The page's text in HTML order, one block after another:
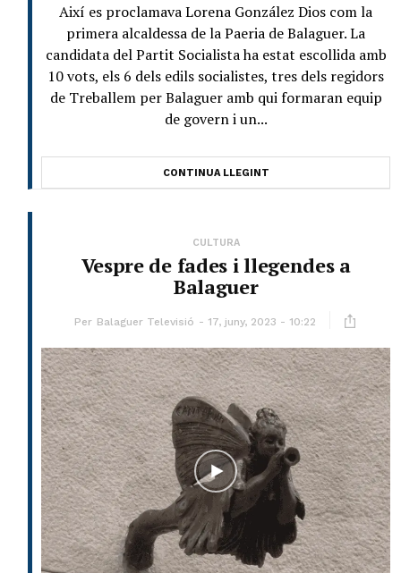
Així es proclamava Lorena González Dios com la
primera alcaldessa de la Paeria de Balaguer. La
candidata del Partit Socialista ha estat escollida amb
10 vots, els 6 dels edils socialistes, tres dels regidors
de Treballem per Balaguer amb qui formaran equip
de govern i un...
CONTINUA LLEGINT
CULTURA
Vespre de fades i llegendes a
Balaguer
Per Balaguer Televisió 17, juny, 2023 - 10:22